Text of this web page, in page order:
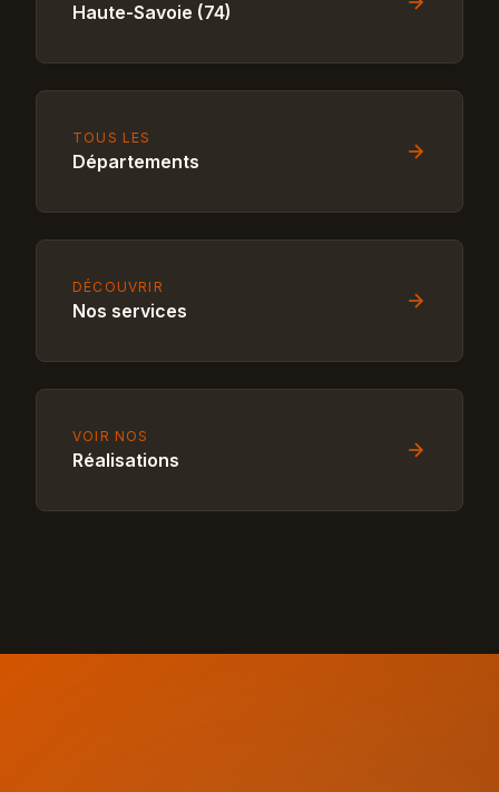
Haute-Savoie (74)
TOUS LES
Départements
DÉCOUVRIR
Nos services
VOIR NOS
Réalisations